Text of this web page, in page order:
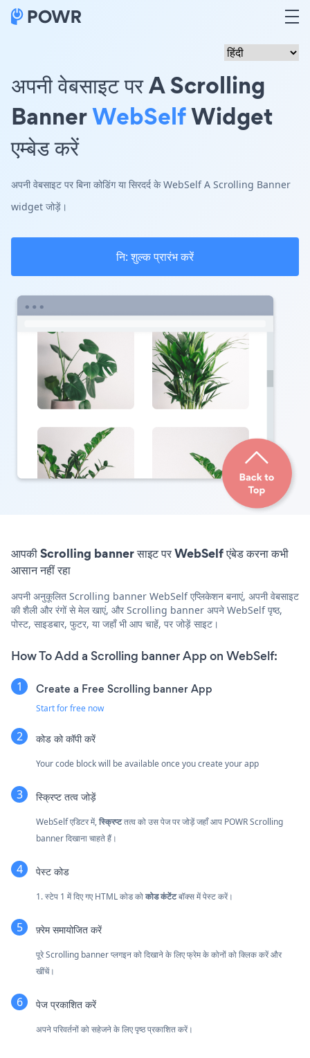
अपनी वेबसाइट पर A Scrolling
BannerWebSelfWidget
एम्बेड करें
अपनी वेबसाइट पर बिना कोडिंग या सिरदर्द के WebSelf A Scrolling Banner
widget जोड़ें।
नि: शुल्क प्रारंभ करें
आपकी Scrolling banner साइट पर WebSelf एंबेड करना कभी
आसान नहीं रहा
अपनी अनुकूलित Scrolling banner WebSelf एप्लिकेशन बनाएं, अपनी वेबसाइट
की शैली और रंगों से मेल खाएं, और Scrolling banner अपने WebSelf पृष्ठ,
पोस्ट, साइडबार, फुटर, या जहाँ भी आप चाहें, पर जोड़ें साइट।
How To Add a Scrolling banner App on WebSelf:
Create a Free Scrolling banner App
Start for free now
कोड को कॉपी करें
Your code block will be available once you create your app
स्क्रिप्ट तत्व जोड़ें
WebSelf एडिटर में,स्क्रिप्टतत्व को उस पेज पर जोड़ें जहाँ आप POWR Scrolling
banner दिखाना चाहते हैं।
पेस्ट कोड
1. स्टेप 1 में दिए गए HTML कोड कोकोड कंटेंटबॉक्स में पेस्ट करें।
फ़्रेम समायोजित करें
पूरे Scrolling banner प्लगइन को दिखाने के लिए फ्रेम के कोनों को क्लिक करें और
खींचें।
पेज प्रकाशित करें
अपने परिवर्तनों को सहेजने के लिए पृष्ठ प्रकाशित करें।